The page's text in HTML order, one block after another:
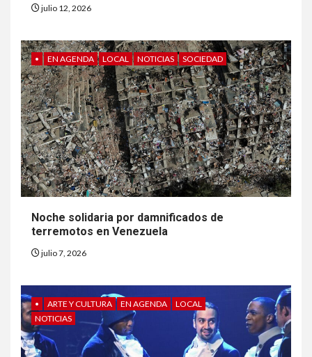
julio 12, 2026
• EN AGENDA LOCAL NOTICIAS SOCIEDAD
Noche solidaria por damnificados de
terremotos en Venezuela
julio 7, 2026
• ARTE Y CULTURA EN AGENDA
LOCAL
NOTICIAS
6
HOGAR Y SALUD
Insistir también tiene su
precio
7 • ESTADOS UNIDOS
en Michigan
8
ESTADOS UNIDOS
HOGAR Y SALUD
NOTICIAS